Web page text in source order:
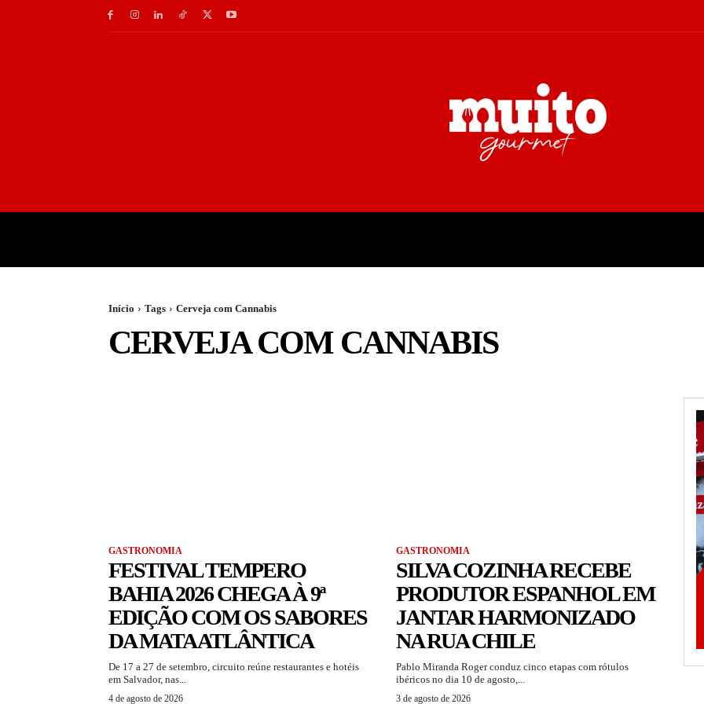
Início Tags Cerveja com Cannabis
CERVEJA COM CANNABIS
GASTRONOMIA
FESTIVAL TEMPERO
BAHIA 2026 CHEGA À 9ª
EDIÇÃO COM OS SABORES
DA MATA ATLÂNTICA
De 17 a 27 de setembro, circuito reúne restaurantes e hotéis
em Salvador, nas...
4 de agosto de 2026
GASTRONOMIA
SILVA COZINHA RECEBE
PRODUTOR ESPANHOL EM
JANTAR HARMONIZADO
NA RUA CHILE
Pablo Miranda Roger conduz cinco etapas com rótulos
ibéricos no dia 10 de agosto,...
3 de agosto de 2026